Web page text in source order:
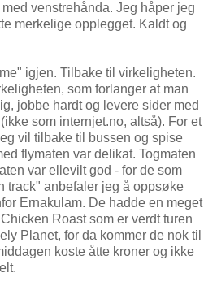
venstrehånda. Jeg håper jeg
merkelige opplegget. Kaldt og
igjen. Tilbake til virkeligheten.
som forlanger at man
jobbe hardt og levere sider med
som internjet.no, altså). For et
vil tilbake til bussen og spise
flymaten var delikat. Togmaten
var ellevilt god - for de som
track" anbefaler jeg å oppsøke
Ernakulam. De hadde en meget
Roast som er verdt turen
Planet, for da kommer de nok til
koste åtte kroner og ikke